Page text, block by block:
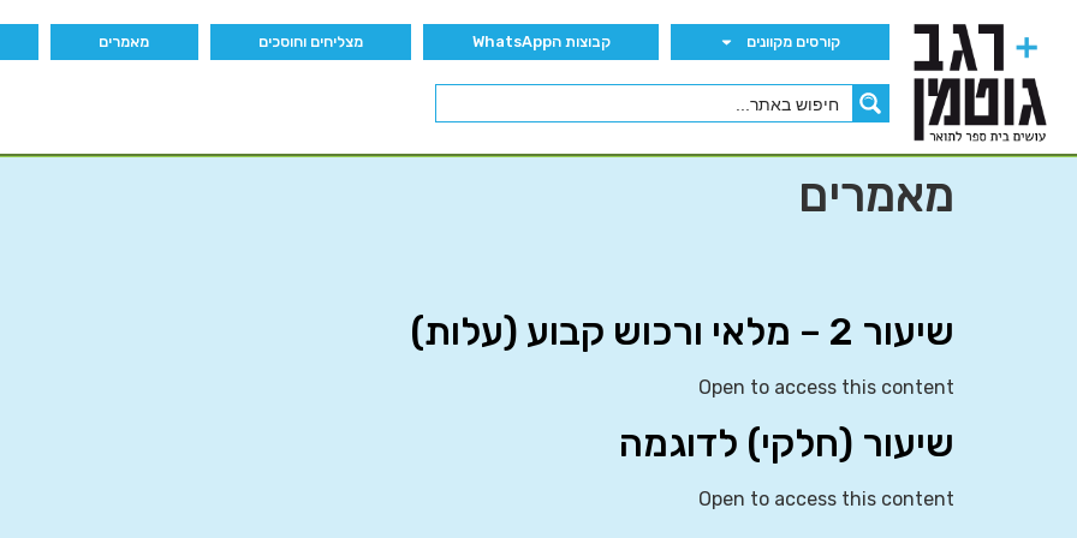
קורסים מקוונים קבוצות הWhatsApp מצליחים וחוסכים מאמרים
מאמרים
שיעור 2 – מלאי ורכוש קבוע (עלות)
Open to access this content
שיעור (חלקי) לדוגמה
Open to access this content